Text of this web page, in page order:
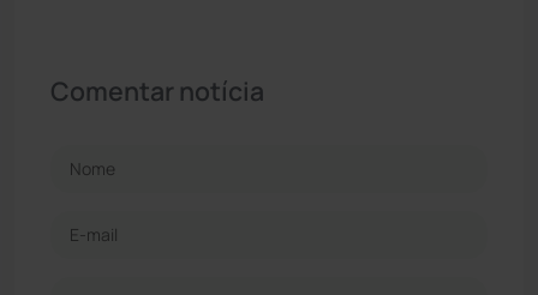
Comentar notícia